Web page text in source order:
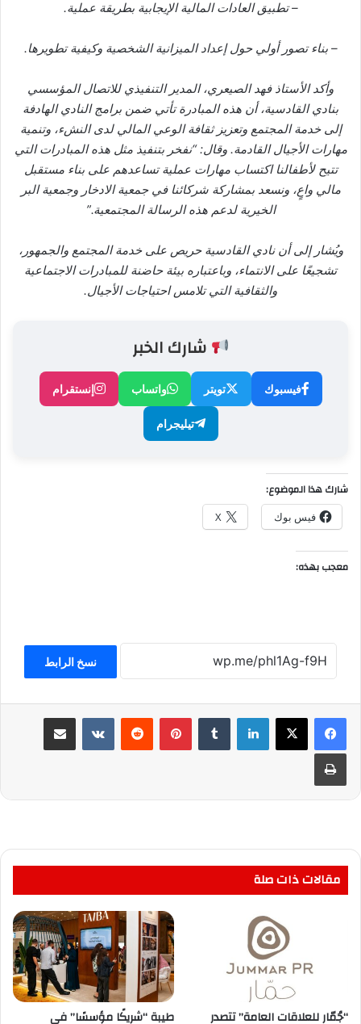
– تطبيق العادات المالية الإيجابية بطريقة عملية.
– بناء تصور أولي حول إعداد الميزانية الشخصية وكيفية تطويرها.
وأكد الأستاذ فهد الصيعري، المدير التنفيذي للاتصال المؤسسي
بنادي القادسية، أن هذه المبادرة تأتي ضمن برامج النادي الهادفة
إلى خدمة المجتمع وتعزيز ثقافة الوعي المالي لدى النشء، وتنمية
مهارات الأجيال القادمة. وقال: “نفخر بتنفيذ مثل هذه المبادرات التي
تتيح لأطفالنا اكتساب مهارات عملية تساعدهم على بناء مستقبل
مالي واعٍ، ونسعد بمشاركة شركائنا في جمعية الادخار وجمعية البر
الخيرية لدعم هذه الرسالة المجتمعية.”
ويُشار إلى أن نادي القادسية حريص على خدمة المجتمع والجمهور،
تشجيعًا على الانتماء، وباعتباره بيئة حاضنة للمبادرات الاجتماعية
والثقافية التي تلامس احتياجات الأجيال.
شارك الخبر
فيسبوك تويتر واتساب إنستقرام
تيليجرام
شارك هذا الموضوع:
فيس بوك X
معجب بهذه:
نسخ الرابط
لينكدإن بينتيريست مشاركة عبر البريد
طباعة
مقالات ذات صلة
“جُمّار للعلاقات العامة” تتصدر طيبة “شريكًا مؤسسًا” في